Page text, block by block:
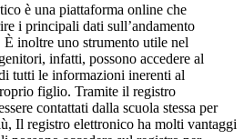
è una piattaforma online che
i principali dati sull’andamento
inoltre uno strumento utile nel
infatti, possono accedere al
tutti le informazioni inerenti al
figlio. Tramite il registro
contattati dalla scuola stessa per
Il registro elettronico ha molti vantaggi